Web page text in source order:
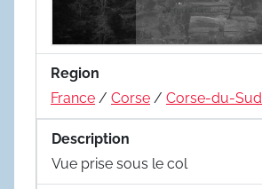
Region
France / Corse / Corse-du-Sud
Description
Vue prise sous le col